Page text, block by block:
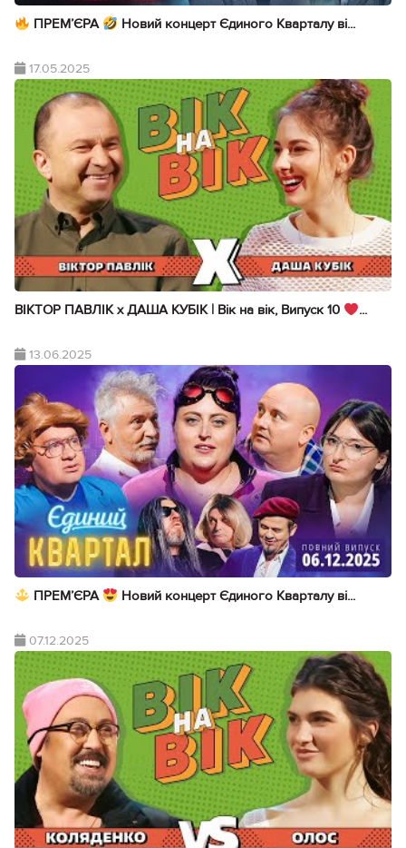
ПРЕМ’ЄРА Новий концерт Єдиного Кварталу ві...
17.05.2025
ВІКТОР ПАВЛІК х ДАША КУБІК | Вік на вік, Випуск 10 ...
13.06.2025
ПРЕМ’ЄРА Новий концерт Єдиного Кварталу ві...
07.12.2025